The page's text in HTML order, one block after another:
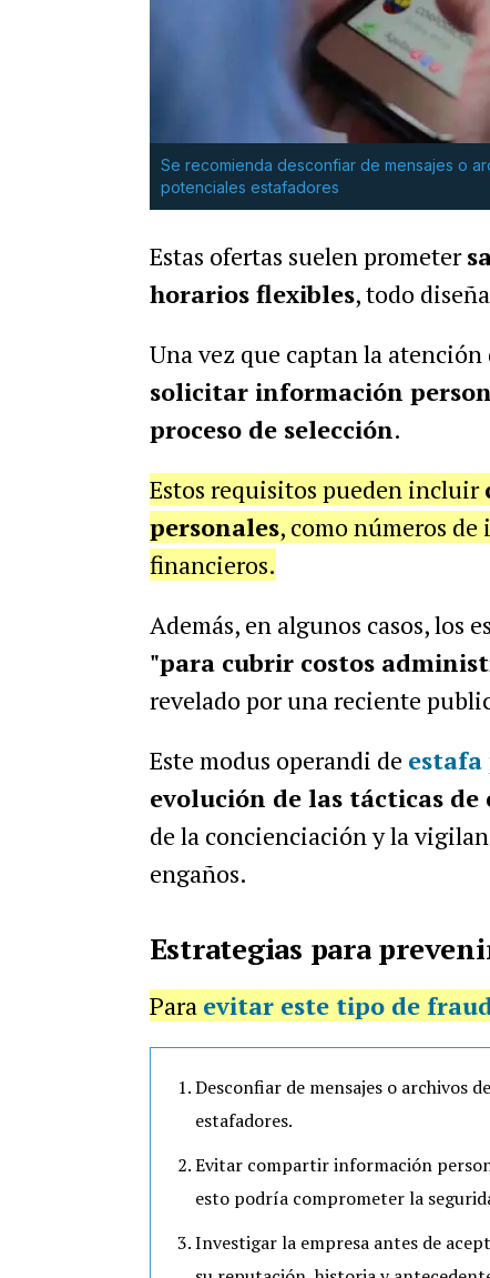
Se recomienda desconfiar de mensajes o
potenciales estafadores
Estas ofertas suelen prometer
horarios flexibles, todo
Una vez que captan la atención
solicitar información
proceso de selección.
Estos requisitos pueden incluir
personales, como números
financieros.
Además, en algunos casos, los
"para cubrir costos
revelado por una reciente
Este modus operandi de estafa
evolución de las tácticas
de la concienciación y la
engaños.
Estrategias para
Para evitar este tipo de
Desconfiar de mensajes o archivos
estafadores.
Evitar compartir información
esto podría comprometer la
Investigar la empresa antes de